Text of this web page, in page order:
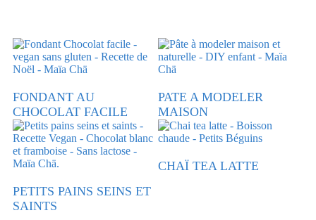
FONDANT AU
CHOCOLAT FACILE
PATE A MODELER
MAISON
PETITS PAINS SEINS ET
SAINTS
CHAÏ TEA LATTE